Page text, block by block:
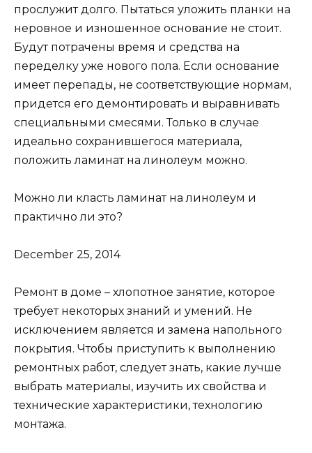
прослужит долго. Пытаться уложить планки на
неровное и изношенное основание не стоит.
Будут потрачены время и средства на
переделку уже нового пола. Если основание
имеет перепады, не соответствующие нормам,
придется его демонтировать и выравнивать
специальными смесями. Только в случае
идеально сохранившегося материала,
положить ламинат на линолеум можно.
Можно ли класть ламинат на линолеум и
практично ли это?
December 25, 2014
Ремонт в доме – хлопотное занятие, которое
требует некоторых знаний и умений. Не
исключением является и замена напольного
покрытия. Чтобы приступить к выполнению
ремонтных работ, следует знать, какие лучше
выбрать материалы, изучить их свойства и
технические характеристики, технологию
монтажа.